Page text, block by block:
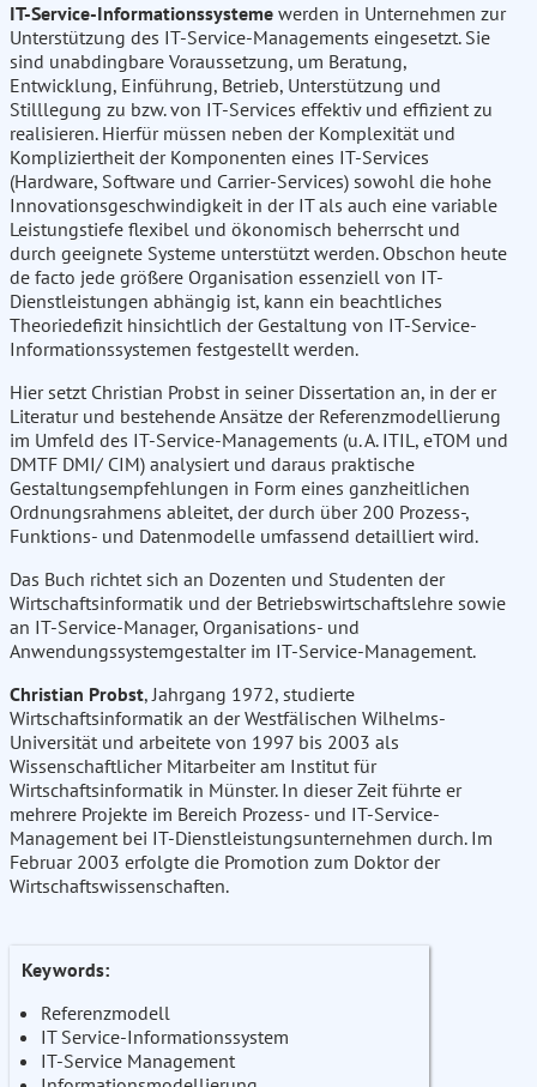
IT-Service-Informationssysteme werden in Unternehmen zur
Unterstützung des IT-Service-Managements eingesetzt. Sie
sind unabdingbare Voraussetzung, um Beratung,
Entwicklung, Einführung, Betrieb, Unterstützung und
Stilllegung zu bzw. von IT-Services effektiv und effizient zu
realisieren. Hierfür müssen neben der Komplexität und
Kompliziertheit der Komponenten eines IT-Services
(Hardware, Software und Carrier-Services) sowohl die hohe
Innovationsgeschwindigkeit in der IT als auch eine variable
Leistungstiefe flexibel und ökonomisch beherrscht und
durch geeignete Systeme unterstützt werden. Obschon heute
de facto jede größere Organisation essenziell von IT-
Dienstleistungen abhängig ist, kann ein beachtliches
Theoriedefizit hinsichtlich der Gestaltung von IT-Service-
Informationssystemen festgestellt werden.
Hier setzt Christian Probst in seiner Dissertation an, in der er
Literatur und bestehende Ansätze der Referenzmodellierung
im Umfeld des IT-Service-Managements (u. A. ITIL, eTOM und
DMTF DMI/ CIM) analysiert und daraus praktische
Gestaltungsempfehlungen in Form eines ganzheitlichen
Ordnungsrahmens ableitet, der durch über 200 Prozess-,
Funktions- und Datenmodelle umfassend detailliert wird.
Das Buch richtet sich an Dozenten und Studenten der
Wirtschaftsinformatik und der Betriebswirtschaftslehre sowie
an IT-Service-Manager, Organisations- und
Anwendungssystemgestalter im IT-Service-Management.
Christian Probst, Jahrgang 1972, studierte
Wirtschaftsinformatik an der Westfälischen Wilhelms-
Universität und arbeitete von 1997 bis 2003 als
Wissenschaftlicher Mitarbeiter am Institut für
Wirtschaftsinformatik in Münster. In dieser Zeit führte er
mehrere Projekte im Bereich Prozess- und IT-Service-
Management bei IT-Dienstleistungsunternehmen durch. Im
Februar 2003 erfolgte die Promotion zum Doktor der
Wirtschaftswissenschaften.
Keywords:
Referenzmodell
IT Service-Informationssystem
IT-Service Management